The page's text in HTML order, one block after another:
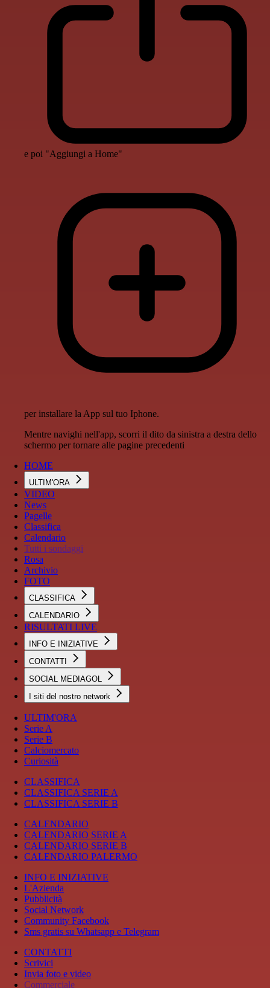
e poi "Aggiungi a Home"
per installare la App sul tuo Iphone.
Mentre navighi nell'app, scorri il dito da sinistra a destra dello
schermo per tornare alle pagine precedenti
HOME
ULTIM'ORA
VIDEO
News
Pagelle
Classifica
Calendario
Tutti i sondaggi
Rosa
Archivio
FOTO
CLASSIFICA
CALENDARIO
RISULTATI LIVE
INFO E INIZIATIVE
CONTATTI
SOCIAL MEDIAGOL
I siti del nostro network
ULTIM'ORA
Serie A
Serie B
Calciomercato
Curiosità
CLASSIFICA
CLASSIFICA SERIE A
CLASSIFICA SERIE B
CALENDARIO
CALENDARIO SERIE A
CALENDARIO SERIE B
CALENDARIO PALERMO
INFO E INIZIATIVE
L'Azienda
Pubblicità
Social Network
Community Facebook
Sms gratis su Whatsapp e Telegram
CONTATTI
Scrivici
Invia foto e video
Commerciale